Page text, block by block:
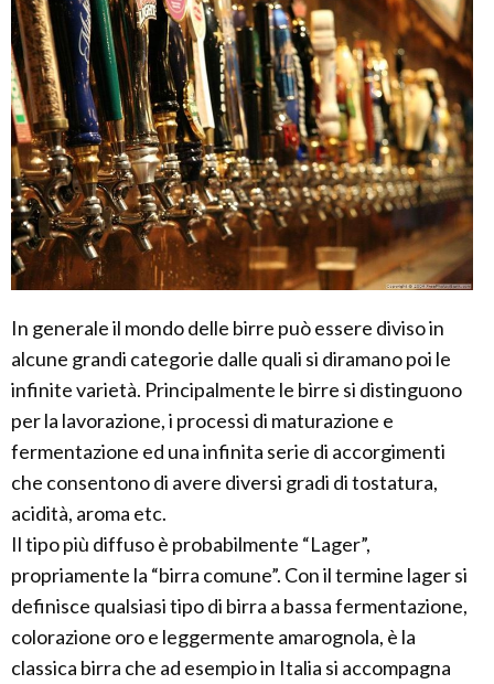
In generale il mondo delle birre può essere diviso in
alcune grandi categorie dalle quali si diramano poi le
infinite varietà. Principalmente le birre si distinguono
per la lavorazione, i processi di maturazione e
fermentazione ed una infinita serie di accorgimenti
che consentono di avere diversi gradi di tostatura,
acidità, aroma etc.
Il tipo più diffuso è probabilmente “Lager”,
propriamente la “birra comune”. Con il termine lager si
definisce qualsiasi tipo di birra a bassa fermentazione,
colorazione oro e leggermente amarognola, è la
classica birra che ad esempio in Italia si accompagna